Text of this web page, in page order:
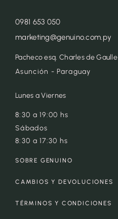
0981 653 050
marketing@genuino.com.py
Pacheco esq. Charles de Gaulle
Asunción - Paraguay
Lunes a Viernes
8:30 a 19:00 hs
Sábados
8:30 a 17:30 hs
SOBRE GENUINO
CAMBIOS Y DEVOLUCIONES
TÉRMINOS Y CONDICIONES